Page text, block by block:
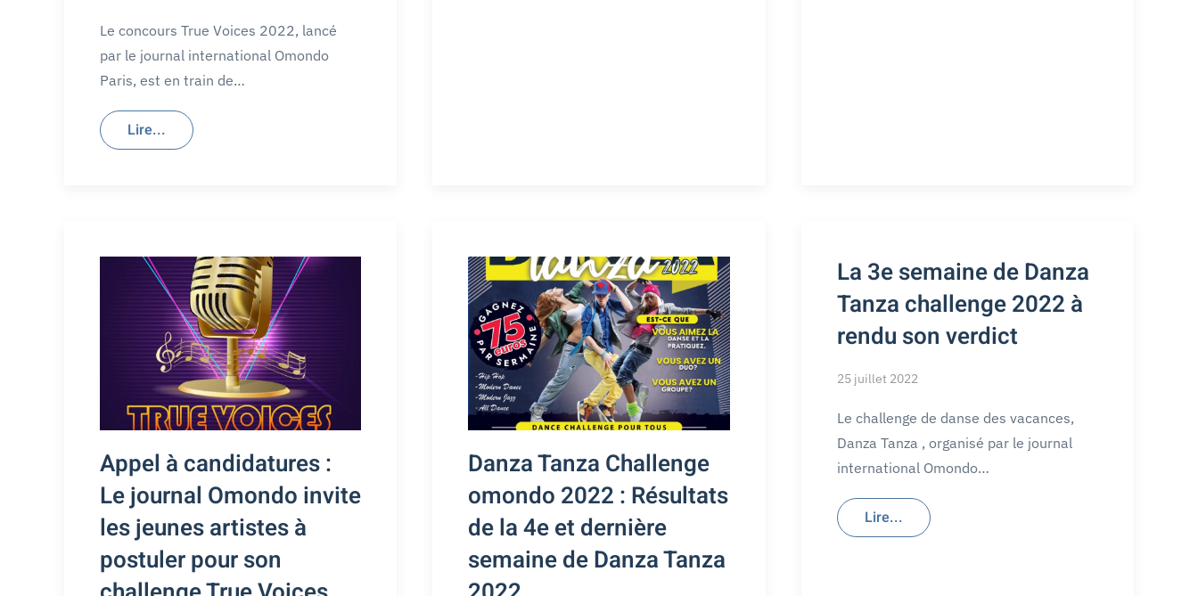
Le concours True Voices 2022, lancé
par le journal international Omondo
Paris, est en train de…
Lire...
Appel à candidatures :
Le journal Omondo invite
les jeunes artistes à
postuler pour son
Danza Tanza Challenge
omondo 2022 : Résultats
de la 4e et dernière
semaine de Danza Tanza
La 3e semaine de Danza
Tanza challenge 2022 à
rendu son verdict
25 juillet 2022
Le challenge de danse des vacances,
Danza Tanza , organisé par le journal
international Omondo…
Lire...